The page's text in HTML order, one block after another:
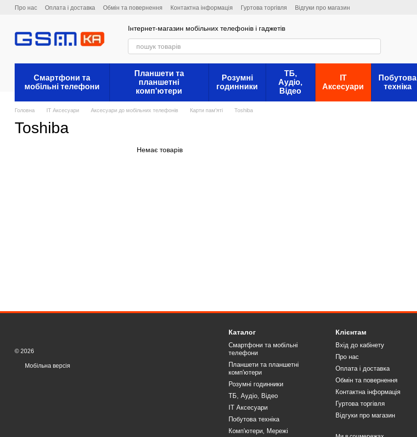
Перейти до основного контенту
Про нас Оплата і доставка Обмін та повернення Контактна інформація Гуртова торгівля Відгуки про магазин
Інтернет-магазин мобільних телефонів і гаджетів
Смартфони та
мобільні телефони
Планшети та
планшетні
комп'ютери
Розумні
годинники
ТБ,
Аудіо,
Відео
IT
Аксесуари
Побутова
техніка
Головна IT Аксесуари Аксесуари до мобільних телефонів Карти пам'яті Toshiba
Toshiba
Немає товарів
© 2026
Мобільна версія
Каталог
Смартфони та мобільні
телефони
Планшети та планшетні
комп'ютери
Розумні годинники
ТБ, Аудіо, Відео
IT Аксесуари
Побутова техніка
Комп'ютери, Мережі
Клієнтам
Вхід до кабінету
Про нас
Оплата і доставка
Обмін та повернення
Контактна інформація
Гуртова торгівля
Відгуки про магазин